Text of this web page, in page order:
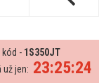
kód - 1S350JT
23:25:24
už jen: